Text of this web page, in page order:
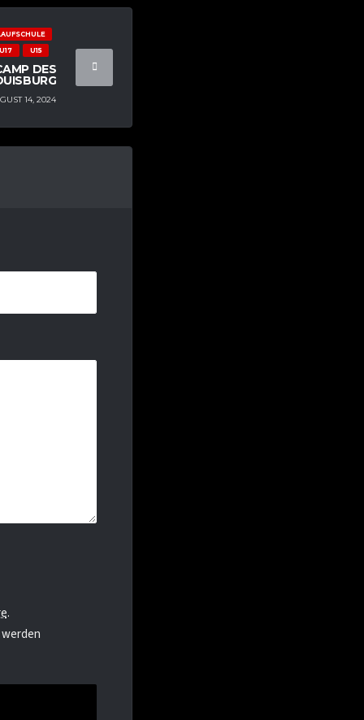
U15
U17
DES
14, 2024
.